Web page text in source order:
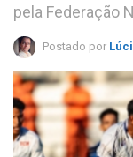
pela Federação
Postado por